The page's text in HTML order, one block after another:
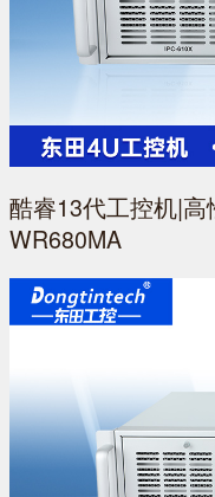
酷睿13代工控机|
WR680MA